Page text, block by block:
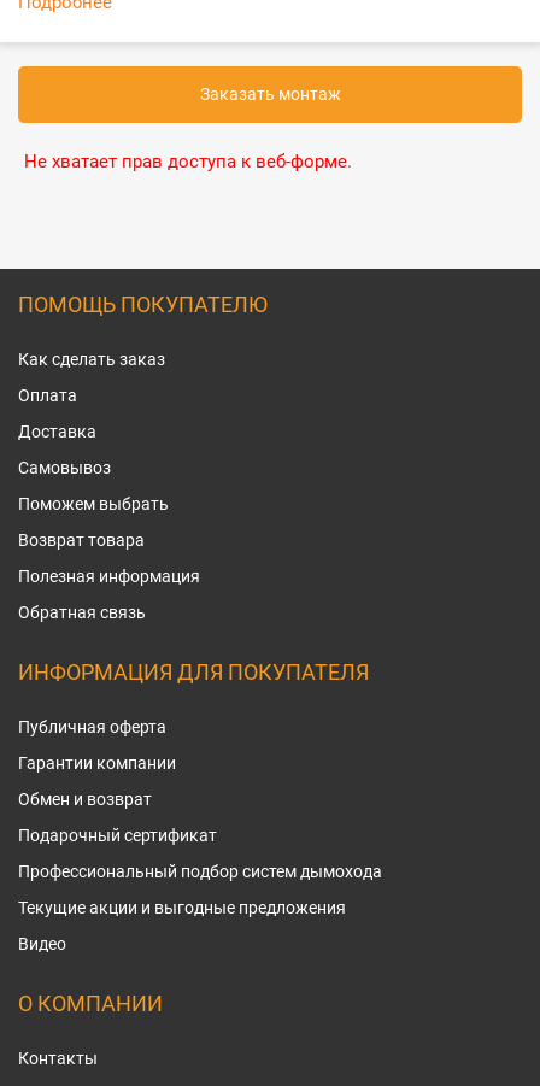
Заказать монтаж
Не хватает прав доступа к веб-форме.
ПОМОЩЬ ПОКУПАТЕЛЮ
Как сделать заказ
Оплата
Доставка
Самовывоз
Поможем выбрать
Возврат товара
Полезная информация
Обратная связь
ИНФОРМАЦИЯ ДЛЯ ПОКУПАТЕЛЯ
Публичная оферта
Гарантии компании
Обмен и возврат
Подарочный сертификат
Профессиональный подбор систем дымохода
Текущие акции и выгодные предложения
Видео
О КОМПАНИИ
Контакты